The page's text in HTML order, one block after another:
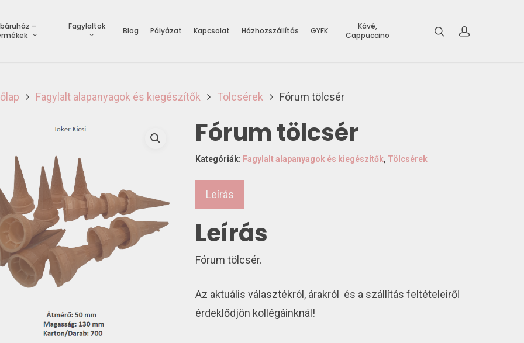
–
Fagylaltok Blog Pályázat Kapcsolat Házhozszállítás GYFK
Kávé,
Cappuccino
Fagylalt alapanyagok és kiegészítők Tölcsérek Fórum tölcsér
Fórum tölcsér
Kategóriák: Fagylalt alapanyagok és kiegészítők, Tölcsérek
Leírás
Leírás
Fórum tölcsér.
Az aktuális választékról, árakról és a szállítás feltételeiről
érdeklődjön kollégáinknál!